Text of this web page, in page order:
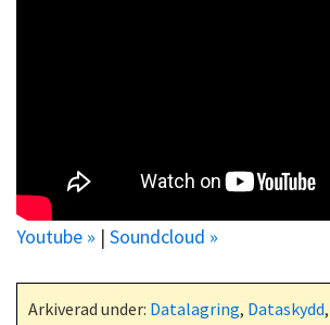
Youtube » | Soundcloud »
Arkiverad under: Datalagring, Dataskydd,